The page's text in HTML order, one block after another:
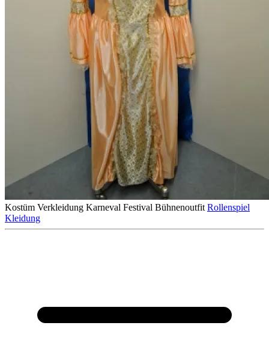
Kostüm Verkleidung Karneval Festival Bühnenoutfit Rollenspiel
Kleidung